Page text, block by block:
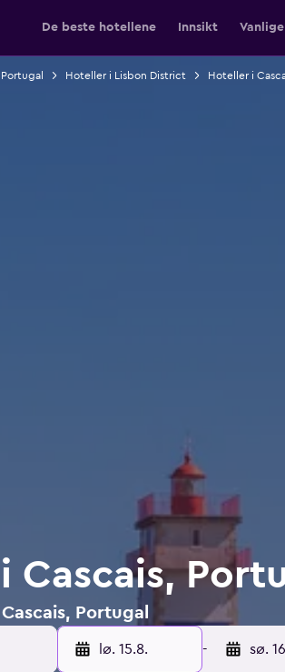
De beste hotellene Innsikt Vanlige
Hoteller i Lisbon District Hoteller i
Cascais,
Portugal
lø. 15.8. - sø.